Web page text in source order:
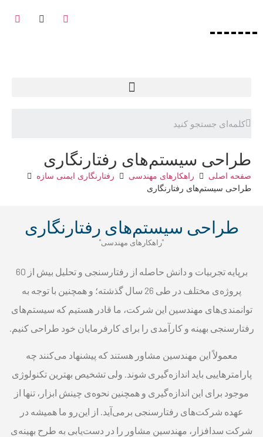
طراحی سیستم‌های رفتارنگاری
صفحه‌ اصلی راهکارهای مهندسی
رفتارنگاری ایمنی سازه
طراحی سیستم‌های رفتارنگاری
طراحی سیستم‌های رفتارنگاری
"راهکارهای مهندسی"
برپایه تجربیات و دانش حاصله از رفتارسنجی و تحلیل بیش از 60
پروژه‌ی مختلف در طی 26 سال گذشته؛ و همچنین با توجه به
توانمندی‌های مهندسین این شرکت، ما قادر هستیم که سیستم‌های
رفتارسنجی بهینه و کارآمدی را برای کارفرمایان خود طراحی کنیم.
معمولاً این مهندسین مشاور هستند که پیشنهاد می‌کنند چه
پارامترهاییی باید اندازه‌گیری شوند. ولی تشخیص بهترین تکنولوژی
موجود برای این اندازه‌گیری و همچنین نحوه‌ی چینش ابزار، تنها از
عهده شرکت‌های رفتارسنجی برمی‌آید. از این‌رو ما همیشه در
شرکت سدافزار، مهندسین مشاور را در دست‌یابی به طرح بهینه‌ی